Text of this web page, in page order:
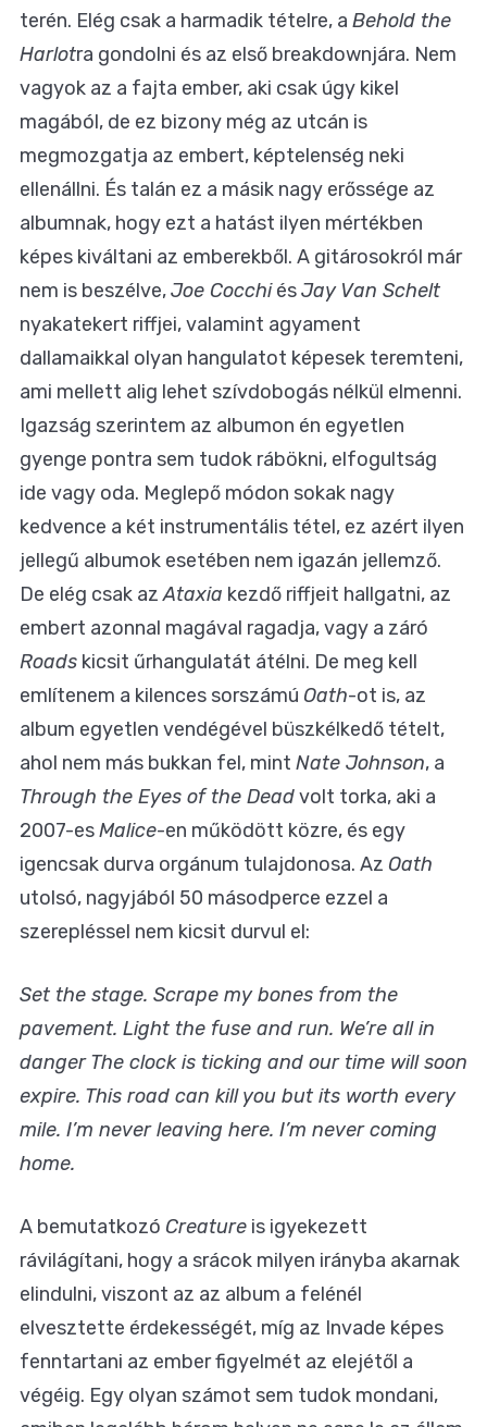
terén. Elég csak a harmadik tételre, a Behold the
Harlotra gondolni és az első breakdownjára. Nem
vagyok az a fajta ember, aki csak úgy kikel
magából, de ez bizony még az utcán is
megmozgatja az embert, képtelenség neki
ellenállni. És talán ez a másik nagy erőssége az
albumnak, hogy ezt a hatást ilyen mértékben
képes kiváltani az emberekből. A gitárosokról már
nem is beszélve,Joe CocchiésJay Van Schelt
nyakatekert riffjei, valamint agyament
dallamaikkal olyan hangulatot képesek teremteni,
ami mellett alig lehet szívdobogás nélkül elmenni.
Igazság szerintem az albumon én egyetlen
gyenge pontra sem tudok rábökni, elfogultság
ide vagy oda. Meglepő módon sokak nagy
kedvence a két instrumentális tétel, ez azért ilyen
jellegű albumok esetében nem igazán jellemző.
De elég csak azAtaxia kezdő riffjeit hallgatni, az
embert azonnal magával ragadja, vagy a záró
Roads kicsit űrhangulatát átélni. De meg kell
említenem a kilences sorszámú Oath-ot is, az
album egyetlen vendégével büszkélkedő tételt,
ahol nem más bukkan fel, mint Nate Johnson, a
Through the Eyes of the Deadvolt torka, aki a
2007-esMalice-en működött közre, és egy
igencsak durva orgánum tulajdonosa. Az Oath
utolsó, nagyjából 50 másodperce ezzel a
szerepléssel nem kicsit durvul el:
Set the stage. Scrape my bones from the
pavement. Light the fuse and run. We’re all in
danger The clock is ticking and our time will soon
expire. This road can kill you but its worth every
mile. I’m never leaving here. I’m never coming
home.
A bemutatkozó Creature is igyekezett
rávilágítani, hogy a srácok milyen irányba akarnak
elindulni, viszont az az album a felénél
elvesztette érdekességét, míg az Invade képes
fenntartani az ember figyelmét az elejétől a
végéig. Egy olyan számot sem tudok mondani,